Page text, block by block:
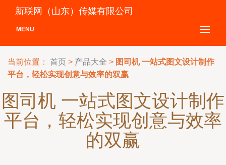
新联网（山东）传媒有限公司
MENU
当前位置： 首页 > 产品大全 > 图司机 一站式图文设计制作
平台，轻松实现创意与效率的双赢
图司机 一站式图文设计制作
平台，轻松实现创意与效率
的双赢